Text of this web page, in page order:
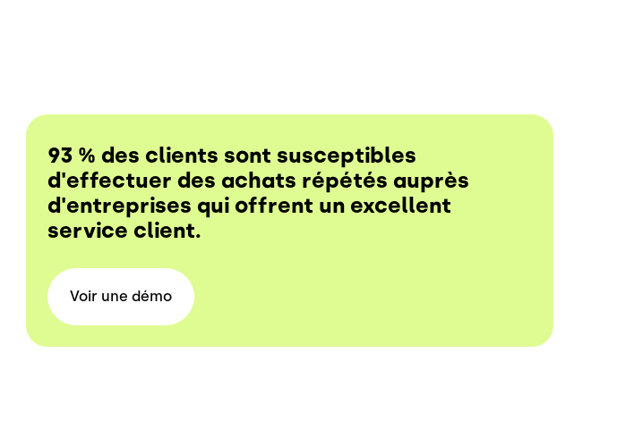
93 % des clients sont susceptibles
d'effectuer des achats répétés auprès
d'entreprises qui offrent un excellent
service client.
Voir une démo